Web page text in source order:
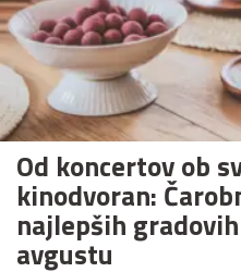
Od koncertov ob
kinodvoran:
najlepših
avgustu